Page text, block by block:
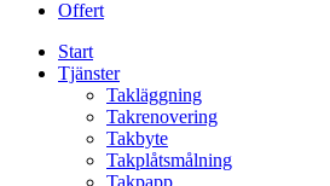
Offert
Start
Tjänster
Takläggning
Takrenovering
Takbyte
Takplåtsmålning
Takpapp